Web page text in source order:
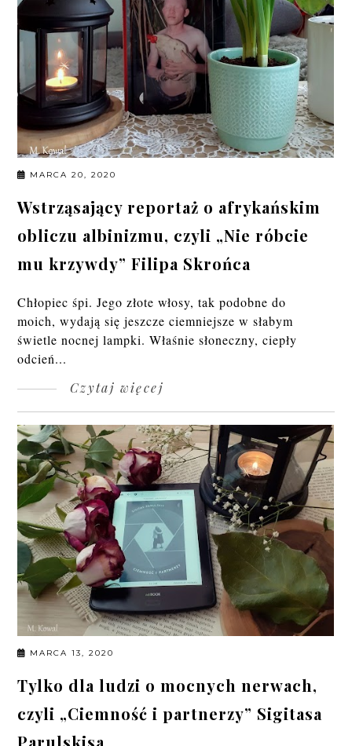
MARCA 20, 2020
Wstrząsający reportaż o afrykańskim
obliczu albinizmu, czyli „Nie róbcie
mu krzywdy” Filipa Skrońca
Chłopiec śpi. Jego złote włosy, tak podobne do
moich, wydają się jeszcze ciemniejsze w słabym
świetle nocnej lampki. Właśnie słoneczny, ciepły
odcień...
Czytaj więcej
MARCA 13, 2020
Tylko dla ludzi o mocnych nerwach,
czyli „Ciemność i partnerzy” Sigitasa
Parulskisa